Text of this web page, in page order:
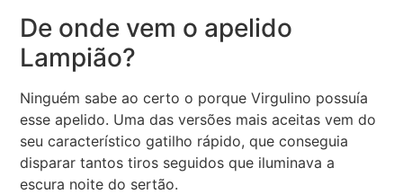
De onde vem o apelido
Lampião?
Ninguém sabe ao certo o porque Virgulino possuía
esse apelido. Uma das versões mais aceitas vem do
seu característico gatilho rápido, que conseguia
disparar tantos tiros seguidos que iluminava a
escura noite do sertão.